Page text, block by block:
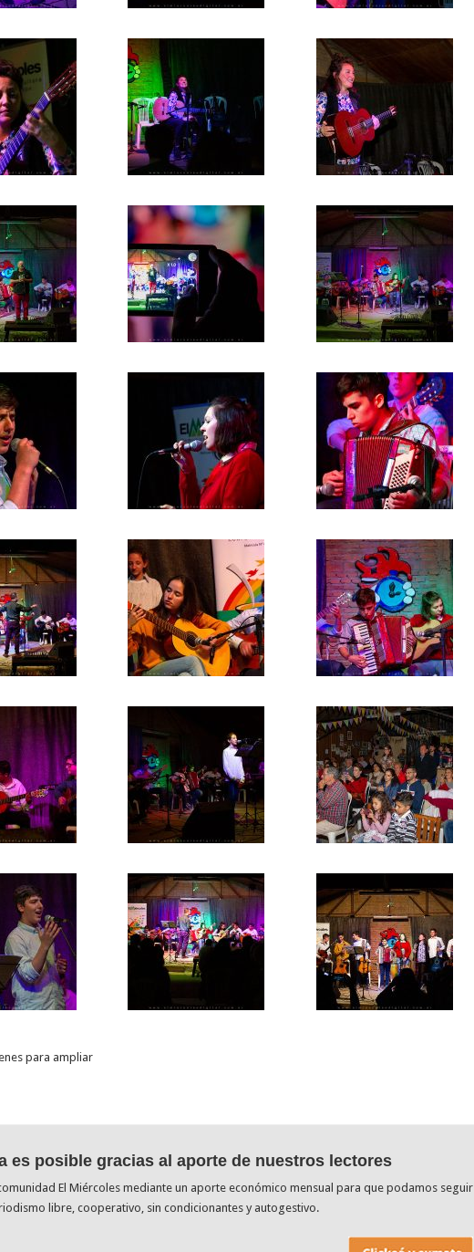
para ampliar
es posible gracias al aporte de nuestros lectores
El Miércoles mediante un aporte económico mensual para que podamos seguir
libre, cooperativo, sin condicionantes y autogestivo.